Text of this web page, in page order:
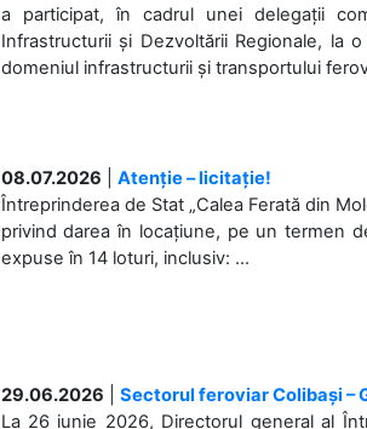
a participat, în cadrul unei delegații
Infrastructurii și Dezvoltării Regionale, la
domeniul infrastructurii și transportului
08.07.2026
Atenție – licitație!
Întreprinderea de Stat „Calea Ferată din
privind darea în locațiune, pe un termen
expuse în 14 loturi, inclusiv: ...
29.06.2026
Sectorul feroviar Colibași –
La 26 iunie 2026, Directorul general al